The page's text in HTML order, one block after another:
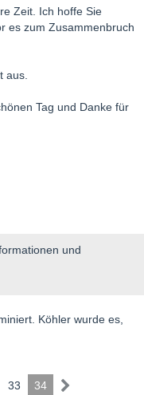
Zeit. Ich hoffe Sie
es zum Zusammenbruch
aus.
Tag und Danke für
und
Köhler wurde es,
33 34